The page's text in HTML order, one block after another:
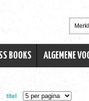
BOOKS ALGEMENE
titel